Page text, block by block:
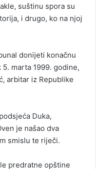
suštinu spora su
i drugo, ko na njoj
donijeti konačnu
marta 1999. godine,
arbitar iz Republike
Duka,
je našao dva
smislu te riječi.
predratne opštine